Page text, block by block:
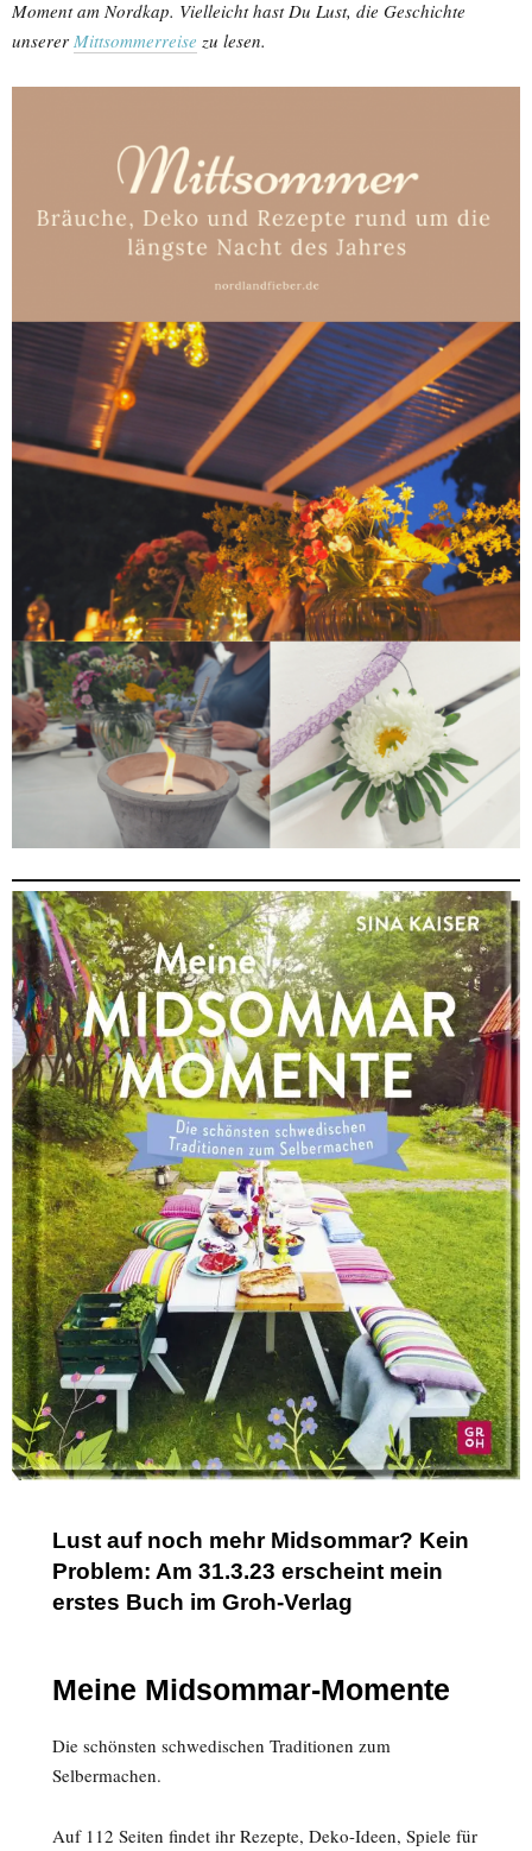
Moment am Nordkap. Vielleicht hast Du Lust, die Geschichte
unserer Mittsommerreise zu lesen.
Lust auf noch mehr Midsommar? Kein
Problem: Am 31.3.23 erscheint mein
erstes Buch im Groh-Verlag
Meine Midsommar-Momente
Die schönsten schwedischen Traditionen zum
Selbermachen.
Auf 112 Seiten findet ihr Rezepte, Deko-Ideen, Spiele für